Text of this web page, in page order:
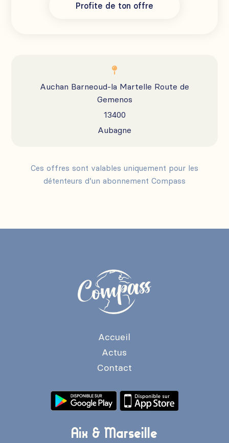
Profite de ton offre

Auchan Barneoud-la Martelle Route de
Gemenos
13400
Aubagne
Ces offres sont valables uniquement pour les
détenteurs d’un abonnement Compass
Accueil
Actus
Contact
Aix & Marseille